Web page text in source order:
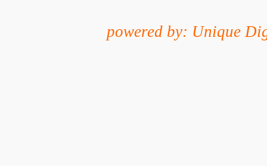
powered by: Unique